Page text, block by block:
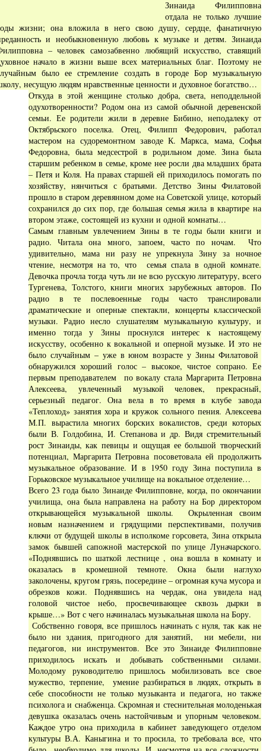
Зинаида Филипповна
отдала не только лучшие
жизни; она вложила в него свою душу, сердце, фанатичную
и необыкновенную любовь к музыке и детям. Зинаида
– человек самозабвенно любящий искусство, ставящий
начало в жизни выше всех материальных благ. Поэтому не
было ее стремление создать в городе Бор музыкальную
несущую людям нравственные ценности и духовное богатство…
Откуда в этой женщине столько добра, света, неподдельной
одухотворенности? Родом она из самой обычной деревенской
семьи. Ее родители жили в деревне Бибино, неподалеку от
Октябрьского поселка. Отец, Филипп Федорович, работал
мастером на судоремонтном заводе К. Маркса, мама, Софья
Федоровна, была медсестрой в родильном доме. Зина была
старшим ребенком в семье, кроме нее росли два младших брата
– Петя и Коля. На правах старшей ей приходилось помогать по
хозяйству, нянчиться с братьями. Детство Зины Филатовой
прошло в старом деревянном доме на Советской улице, который
сохранился до сих пор, где большая семья жила в квартире на
втором этаже, состоящей из кухни и одной комнаты…
Самым главным увлечением Зины в те годы были книги и
радио. Читала она много, запоем, часто по ночам. Что
удивительно, мама ни разу не упрекнула Зину за ночное
чтение, несмотря на то, что семья спала в одной комнате.
Девочка прочла тогда чуть ли не всю русскую литературу, всего
Тургенева, Толстого, книги многих зарубежных авторов. По
радио в те послевоенные годы часто транслировали
драматические и оперные спектакли, концерты классической
музыки. Радио несло слушателям музыкальную культуру, и
именно тогда у Зины проснулся интерес к настоящему
искусству, особенно к вокальной и оперной музыке. И это не
было случайным – уже в юном возрасте у Зины Филатовой
обнаружился хороший голос – высокое, чистое сопрано. Ее
первым преподавателем по вокалу стала Маргарита Петровна
Алексеева, увлеченный музыкой человек, прекрасный,
серьезный педагог. Она вела в то время в клубе завода
«Теплоход» занятия хора и кружок сольного пения. Алексеева
М.П. вырастила многих борских вокалистов, среди которых
были В. Голдобина, И. Степанова и др. Видя стремительный
рост Зинаиды, как певицы и ощущая ее большой творческий
потенциал, Маргарита Петровна посоветовала ей продолжить
музыкальное образование. И в 1950 году Зина поступила в
Горьковское музыкальное училище на вокальное отделение…
Всего 23 года было Зинаиде Филипповне, когда, по окончании
училища, она была направлена на работу на Бор директором
открывающейся музыкальной школы. Окрыленная своим
новым назначением и грядущими перспективами, получив
ключи от будущей школы в исполкоме горсовета, Зина открыла
замок бывшей сапожной мастерской по улице Луначарского.
«Поднявшись по шаткой лестнице , она вошла в комнату и
оказалась в кромешной темноте. Окна были наглухо
заколочены, кругом грязь, посередине – огромная куча мусора и
обрезков кожи. Поднявшись на чердак, она увидела над
головой чистое небо, просвечивающее сквозь дырки в
крыше…» Вот с чего начиналась музыкальная школа на Бору.
Собственно говоря, все пришлось начинать с нуля, так как не
было ни здания, пригодного для занятий, ни мебели, ни
педагогов, ни инструментов. Все это Зинаиде Филипповне
приходилось искать и добывать собственными силами.
Молодому руководителю пришлось мобилизовать все свое
мужество, терпение, умение разбираться в людях, открыть в
себе способности не только музыканта и педагога, но также
психолога и снабженца. Скромная и стеснительная молоденькая
девушка оказалась очень настойчивым и упорным человеком.
Каждое утро она приходила в кабинет заведующего отделом
культуры В.А. Каныгина и то просила, то требовала все, что